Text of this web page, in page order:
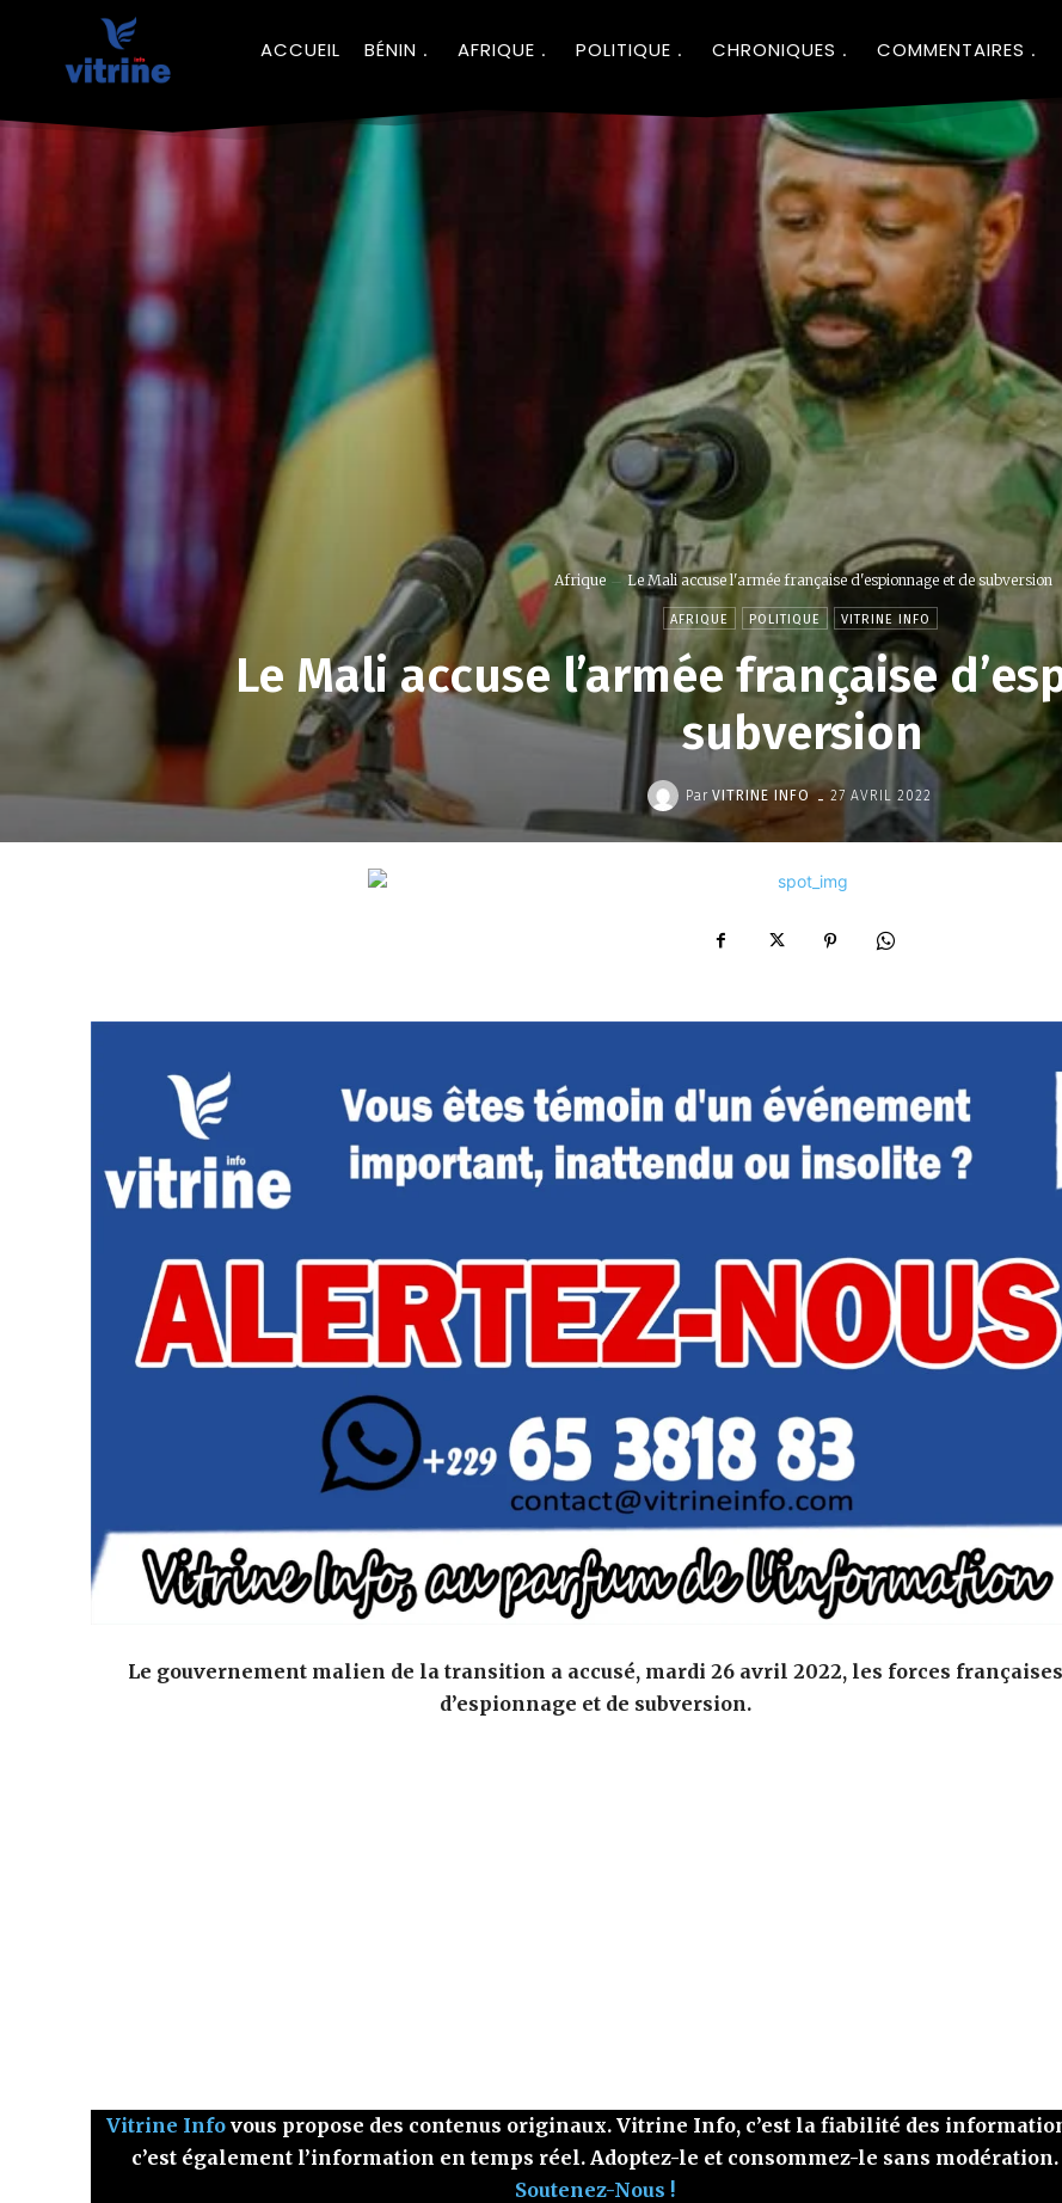
ACCUEIL BÉNIN AFRIQUE POLITIQUE CHRONIQUES COMMENTAIRES
Afrique Le Mali accuse l'armée française d'espionnage et de subversion
AFRIQUE POLITIQUE VITRINE INFO
Le Mali accuse l’armée française
subversion
Par VITRINE INFO - 27 AVRIL 2022
Le gouvernement malien de la transition a accusé, mardi 26 avril 2022, les forces françaises
d’espionnage et de subversion.
Vitrine Infovous propose des contenus originaux. Vitrine Info, c’est la fiabilité des
c’est également l’information en temps réel. Adoptez-le et consommez-le sans modération.
Soutenez-Nous !